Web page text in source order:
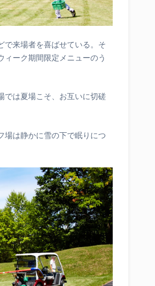
で来場者を喜ばせている。そ
ーク期間限定メニューのう
では夏場こそ、お互いに切磋
場は静かに雪の下で眠りにつ